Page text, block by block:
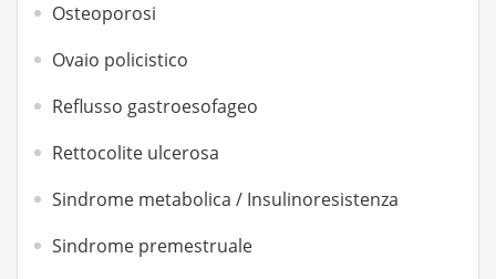
Osteoporosi
Ovaio policistico
Reflusso gastroesofageo
Rettocolite ulcerosa
Sindrome metabolica / Insulinoresistenza
Sindrome premestruale